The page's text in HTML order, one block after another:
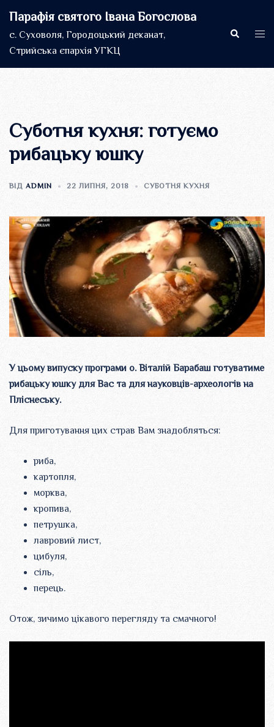
до
вмісту
Парафія святого Івана Богослова
с. Суховоля, Городоцький деканат,
Стрийська єпархія УГКЦ
Пошук
Суботня кухня: готуємо
рибацьку юшку
ВІД ADMIN 22 ЛИПНЯ, 2018 СУБОТНЯ КУХНЯ
У цьому випуску програми о. Віталій Барабаш готуватиме
рибацьку юшку для Вас та для науковців-археологів на
Пліснеську.
Для приготування цих страв Вам знадобляться:
риба,
картопля,
морква,
кропива,
петрушка,
лавровий лист,
цибуля,
сіль,
перець.
Отож, зичимо цікавого перегляду та смачного!